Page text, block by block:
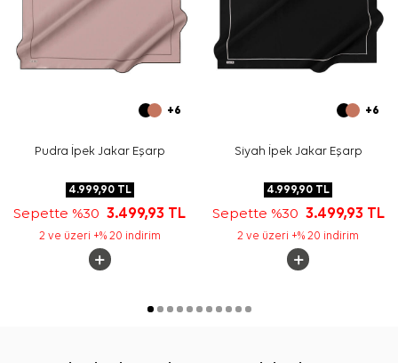
+6
Pudra İpek Jakar Eşarp
4.999,90TL
Sepette %303.499,93 TL
2 ve üzeri +% 20 indirim
+6
Siyah İpek Jakar Eşarp
4.999,90 TL
Sepette %30 3.499,93 TL
2 ve üzeri +% 20 indirim